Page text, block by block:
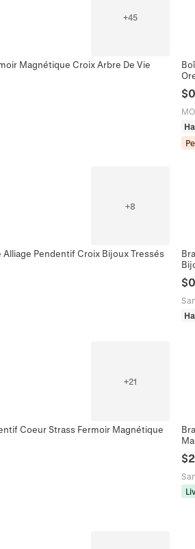
+45
Magnétique Croix Arbre De Vie
$
+8
Pendentif Croix Bijoux Tressés
$
+21
Coeur Strass Fermoir Magnétique
$